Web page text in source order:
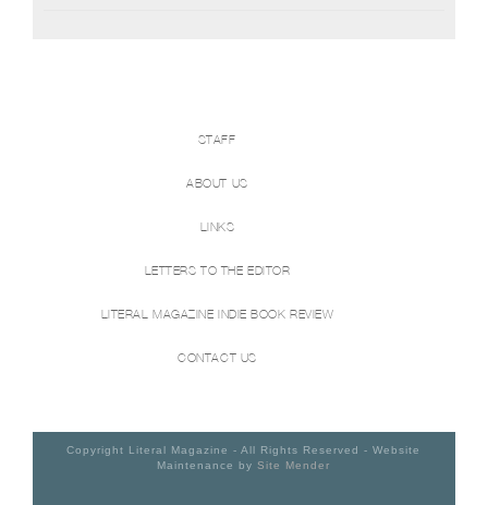
STAFF
ABOUT US
LINKS
LETTERS TO THE EDITOR
LITERAL MAGAZINE INDIE BOOK REVIEW
CONTACT US
Copyright Literal Magazine - All Rights Reserved - Website
Maintenance bySite Mender